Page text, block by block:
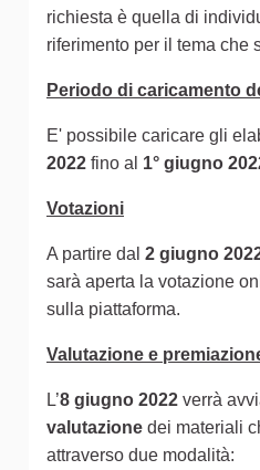
richiesta è quella di
riferimento per il tema che
Periodo di caricamento
E' possibile caricare gli
2022 fino al 1° giugno
Votazioni
A partire dal 2 giugno
sarà aperta la votazione
sulla piattaforma.
Valutazione e
L’8 giugno 2022 verrà
valutazione dei materiali
attraverso due modalità: